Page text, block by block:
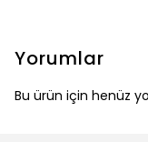
Yorumlar
Bu ürün için henüz